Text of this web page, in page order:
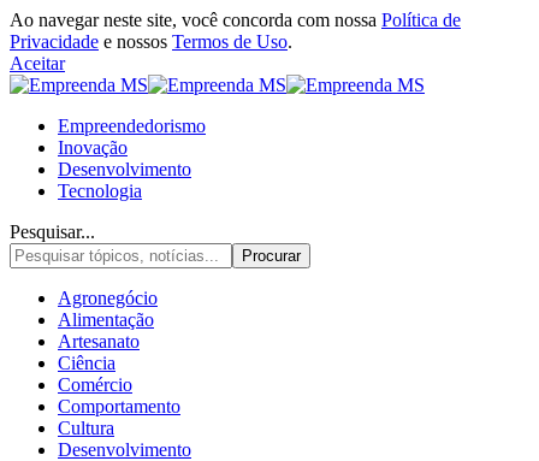
Ao navegar neste site, você concorda com nossa Política de
Privacidade e nossos Termos de Uso.
Aceitar
Empreendedorismo
Inovação
Desenvolvimento
Tecnologia
Pesquisar...
Agronegócio
Alimentação
Artesanato
Ciência
Comércio
Comportamento
Cultura
Desenvolvimento